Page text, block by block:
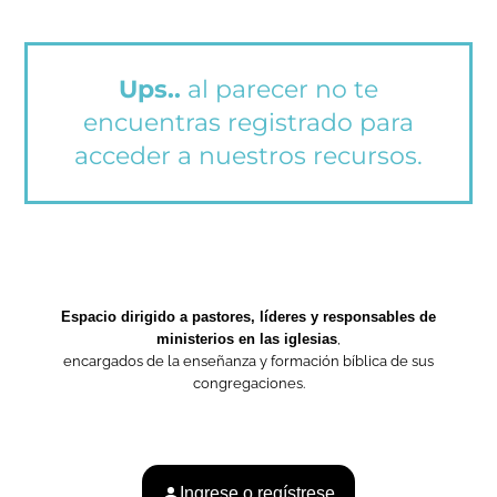
Ups.. al parecer no te
encuentras registrado para
acceder a nuestros recursos.
Espacio dirigido a pastores, líderes y responsables de
ministerios en las iglesias,
encargados de la enseñanza y formación bíblica de sus
congregaciones.
Ingrese o regístrese